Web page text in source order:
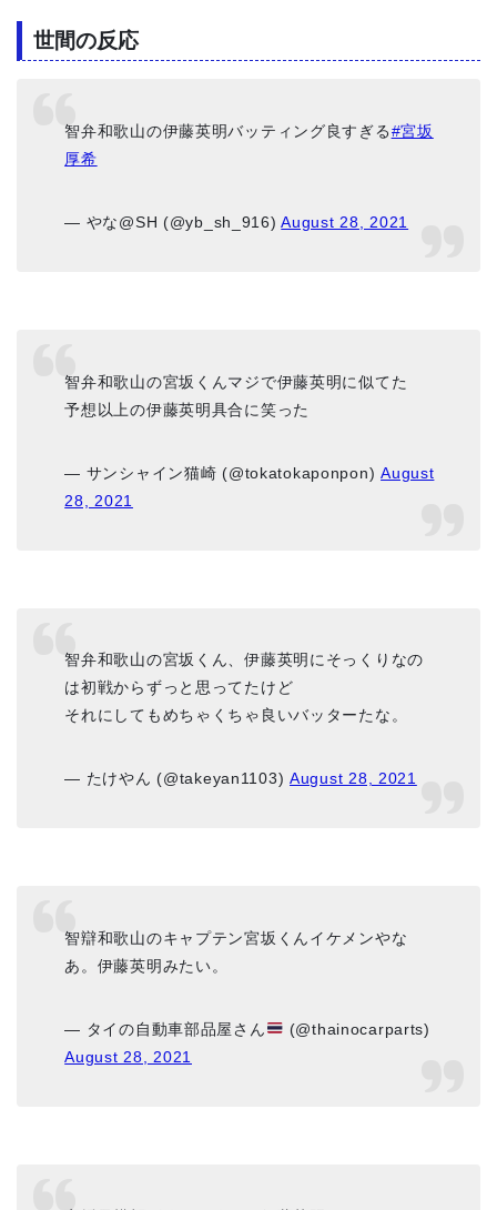
世間の反応
智弁和歌山の伊藤英明バッティング良すぎる#宮坂
厚希
— やな@SH (@yb_sh_916)August 28, 2021
智弁和歌山の宮坂くんマジで伊藤英明に似てた
予想以上の伊藤英明具合に笑った
— サンシャイン猫崎 (@tokatokaponpon)August
28, 2021
智弁和歌山の宮坂くん、伊藤英明にそっくりなの
は初戦からずっと思ってたけど
それにしてもめちゃくちゃ良いバッターたな。
— たけやん (@takeyan1103)August 28, 2021
智辯和歌山のキャプテン宮坂くんイケメンやな
あ。伊藤英明みたい。
— タイの自動車部品屋さん
(@thainocarparts)
August 28, 2021